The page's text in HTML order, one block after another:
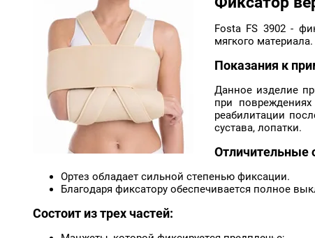
Fosta FS 3902 -
мягкого
Показания к
Данное изделие
при
реабилитации
сустава, лопатки.
Отличительные
Ортез обладает сильной степенью фиксации.
Благодаря фиксатору обеспечивается полное
Состоит из трех частей: